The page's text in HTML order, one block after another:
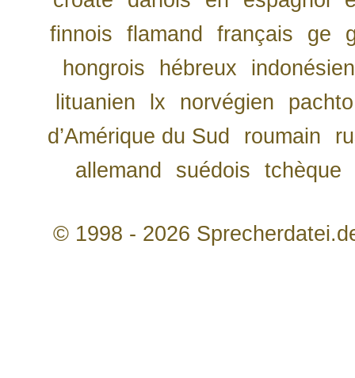
finnois
flamand français ge
hongrois
hébreux
indonésien
lituanien
lx norvégien
pachto
d’Amérique du Sud
roumain
allemand
suédois tchèque
© 1998 - 2026